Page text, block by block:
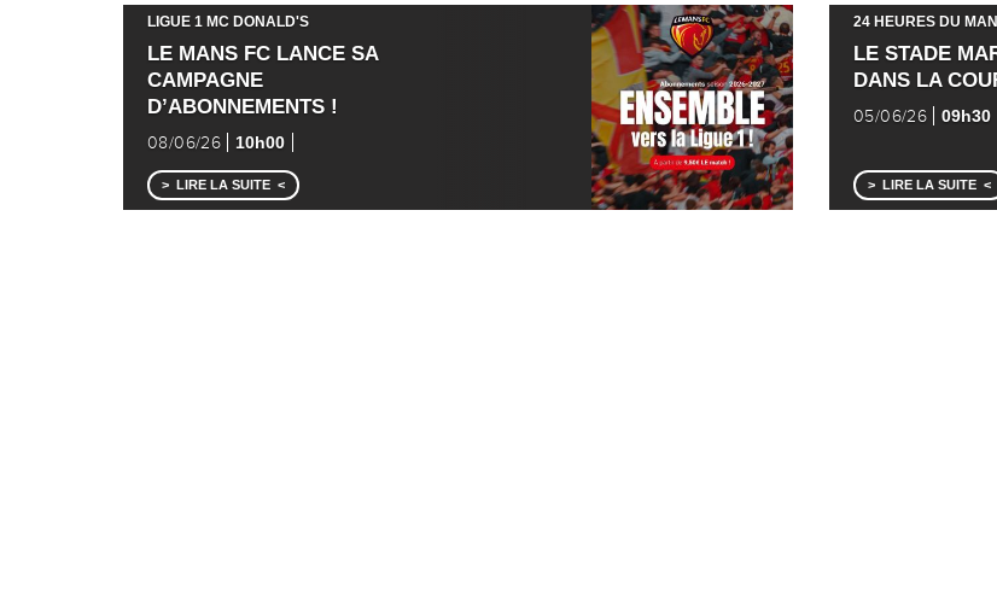
LIGUE 1 MC DONALD'S
LE MANS FC LANCE SA
CAMPAGNE
D’ABONNEMENTS !
08/06/26 10h00
LIRE LA SUITE
24 HEURES DU
LE STADE
DANS LA
05/06/26 09h30
LIRE LA SUITE